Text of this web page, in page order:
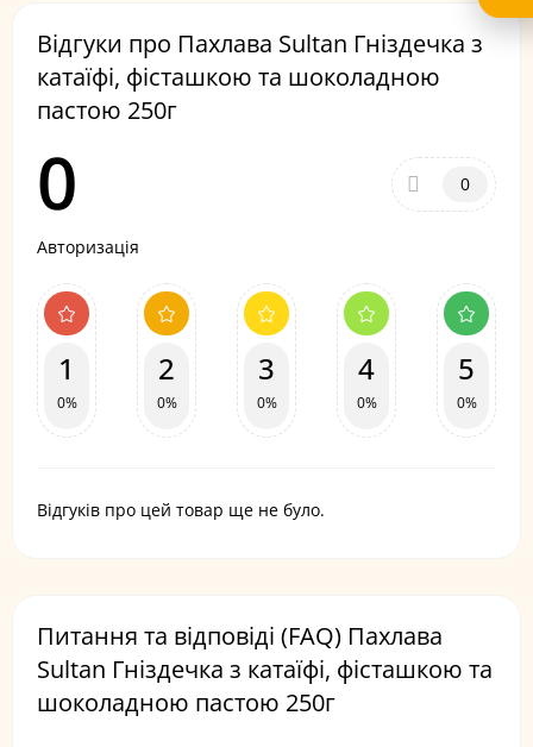
Відгуки про Пахлава Sultan Гніздечка з
катаїфі, фісташкою та шоколадною
пастою 250г
0 0
Авторизація
1
0%
2
0%
3
0%
4
0%
5
0%
Відгуків про цей товар ще не було.
Питання та відповіді (FAQ) Пахлава
Sultan Гніздечка з катаїфі, фісташкою та
шоколадною пастою 250г